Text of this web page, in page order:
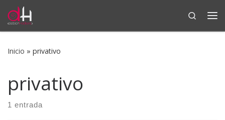
Saltar al contenido
Search
Inicio » privativo
privativo
1 entrada